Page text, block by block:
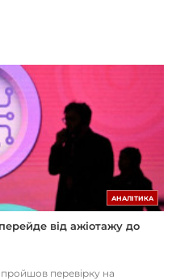
АНАЛІТИКА
від ажіотажу до
перевірку на